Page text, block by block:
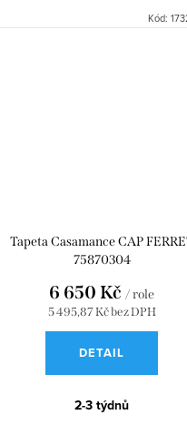
Kód:
Tapeta Casamance CAP
75870304
5 495,87 Kč bez DPH
6 650 Kč / role
DETAIL
2-3 týdnů